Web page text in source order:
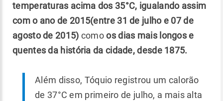
temperaturas acima dos 35°C, igualando assim
com o ano de 2015(entre 31 de julho e 07 de
agosto de 2015) comoos dias mais longos e
quentes da história da cidade, desde 1875.
Além disso, Tóquio registrou um calorão
de 37°C em primeiro de julho, a mais alta